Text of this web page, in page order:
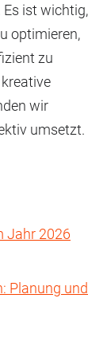
ist wichtig,
optimieren,
zu
wir
umsetzt.
Jahr 2026
Planung und